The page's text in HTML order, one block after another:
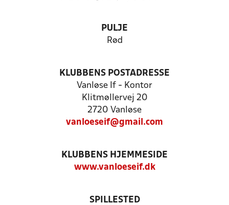
PULJE
Rød
KLUBBENS POSTADRESSE
Vanløse If - Kontor
Klitmøllervej 20
2720 Vanløse
vanloeseif@gmail.com
KLUBBENS HJEMMESIDE
www.vanloeseif.dk
SPILLESTED